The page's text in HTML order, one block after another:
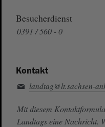
Besucherdienst
0391 / 560 - 0
Kontakt
landtag@lt.sachsen-
Mit diesem
Landtags eine Nachricht.